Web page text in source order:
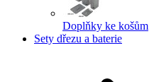
Doplňky ke košům
Sety dřezu a baterie